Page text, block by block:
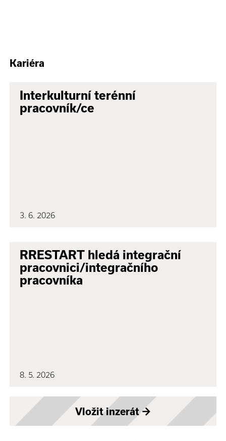
Kariéra
Interkulturní terénní
pracovník/ce
3. 6. 2026
RRESTART hledá integrační
pracovnici/integračního
pracovníka
8. 5. 2026
Vložit inzerát→